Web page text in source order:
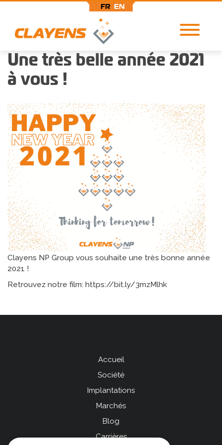
Aller
contenu
principal
FR EN
Une très belle année 2021
à vous !
Clayens NP Group vous souhaite une très bonne année
2021 !
Retrouvez notre film: https://bit.ly/3mzMlhk
left
Accueil
Société
Implantations
Marchés
Blog
Carrières
Panneau de gestion des cookies